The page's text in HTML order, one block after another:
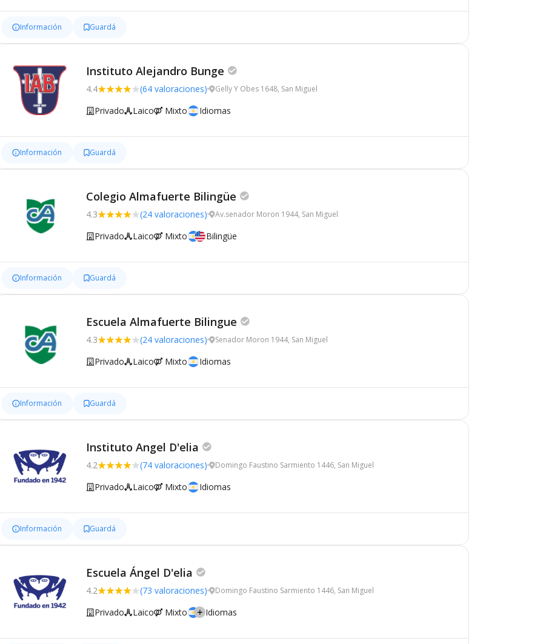
Información Guardá
Instituto Alejandro Bunge
4.4 (64 valoraciones) Gelly Y Obes 1648, San Miguel
Privado Laico Mixto Idiomas
Información Guardá
Colegio Almafuerte Bilingüe
4.3 (24 valoraciones) Av.senador Moron 1944, San Miguel
Privado Laico Mixto Bilingüe
Información Guardá
Escuela Almafuerte Bilingue
4.3 (24 valoraciones) Senador Moron 1944, San Miguel
Privado Laico Mixto Idiomas
Información Guardá
Instituto Angel D'elia
4.2 (74 valoraciones) Domingo Faustino Sarmiento 1446, San Miguel
Privado Laico Mixto Idiomas
Información Guardá
Escuela Ángel D'elia
4.2 (73 valoraciones) Domingo Faustino Sarmiento 1446, San Miguel
Privado Laico Mixto Idiomas